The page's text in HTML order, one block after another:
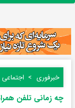
خبرفوری اجتماعی
چه زمانی تلفن